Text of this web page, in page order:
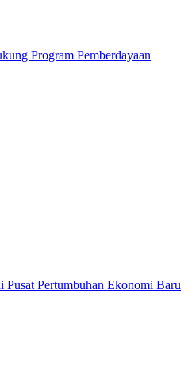
Program Pemberdayaan
Pusat Pertumbuhan Ekonomi Baru